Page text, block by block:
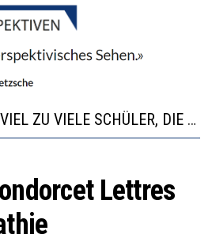
“VIEL ZU VIELE SCHÜLER, DIE GEMESSEN AN IHREN FÄHIGKEITEN GAR NICHT ANS GYMNASIUM GEHÖREN”
DIE GANZE HILFLOSIGKEIT DES BILDUNGSBÜRGERTUMS
Lettres